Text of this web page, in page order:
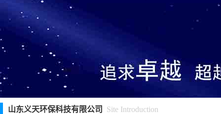
山东义天环保科技有限公司 Site Introduction